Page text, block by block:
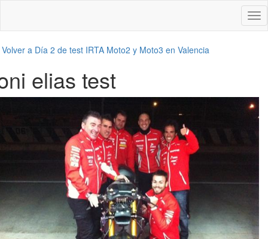
Volver a Día 2 de test IRTA Moto2 y Moto3 en Valencia
elias test